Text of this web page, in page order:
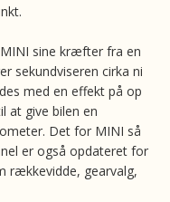
sine kræfter fra en
sekundviseren cirka ni
med en effekt på op
at give bilen en
Det for MINI så
er også opdateret for
rækkevidde, gearvalg,